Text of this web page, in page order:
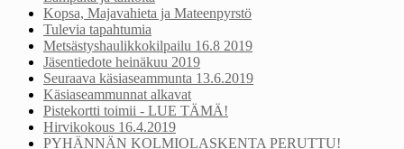
Kopsa, Majavahieta ja Mateenpyrstö
Tulevia tapahtumia
Metsästyshaulikkokilpailu 16.8 2019
Jäsentiedote heinäkuu 2019
Seuraava käsiaseammunta 13.6.2019
Käsiaseammunnat alkavat
Pistekortti toimii - LUE TÄMÄ!
Hirvikokous 16.4.2019
PYHÄNNÄN KOLMIOLASKENTA PERUTTU!